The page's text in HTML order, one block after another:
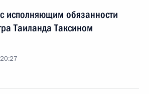
исполняющим обязанности
Таиланда Таксином